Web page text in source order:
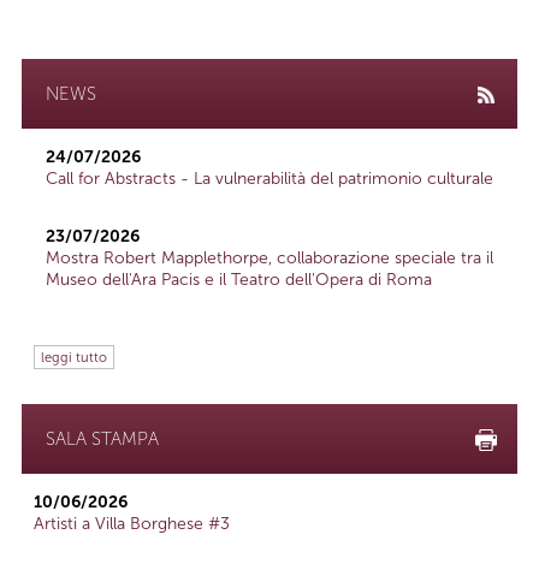
NEWS
24/07/2026
Call for Abstracts - La vulnerabilità del patrimonio culturale
23/07/2026
Mostra Robert Mapplethorpe, collaborazione speciale tra il
Museo dell'Ara Pacis e il Teatro dell'Opera di Roma
leggi tutto
SALA STAMPA
10/06/2026
Artisti a Villa Borghese #3